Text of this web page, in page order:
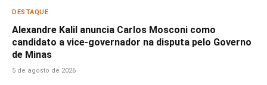
DESTAQUE
Alexandre Kalil anuncia Carlos Mosconi como
candidato a vice-governador na disputa pelo Governo
de Minas
5 de agosto de 2026